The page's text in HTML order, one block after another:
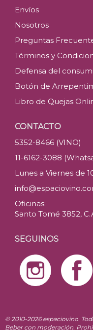
Envíos
Nosotros
Preguntas
Términos y
Defensa del
Botón de
Libro de Quejas
CONTACTO
5352-8466 (VINO)
11-6162-3088
Lunes a Viernes de
Oficinas:
Santo Tomé 3852,
SEGUINOS
© 2010-2026 espaciovino.
Beber con moderación.